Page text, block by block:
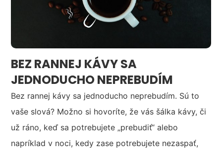
BEZ RANNEJ KÁVY SA
JEDNODUCHO NEPREBUDÍM
Bez rannej kávy sa jednoducho neprebudím. Sú to
vaše slová? Možno si hovoríte, že vás šálka kávy, či
už ráno, keď sa potrebujete „prebudiť“ alebo
napríklad v noci, kedy zase potrebujete nezaspať,